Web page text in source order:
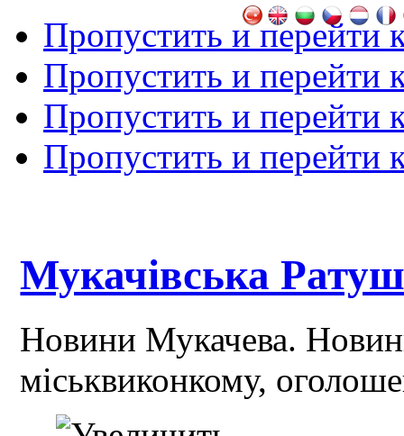
Пропустить и перейти
Пропустить и перейти
Пропустить и перейти
Пропустить и перейти
Мукачівська
Новини Мукачева.
міськвиконкому,